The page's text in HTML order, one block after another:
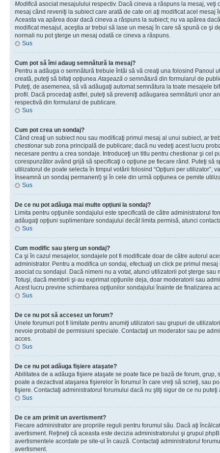
Modifică asociat mesajulului respectiv. Dacă cineva a răspuns la mesaj, veţi
mesaj când reveniţi la subiect care arată de cate ori aţi modificat acel mesaj
Aceasta va apărea doar dacă cineva a răspuns la subiect; nu va apărea
modificat mesajul, aceştia ar trebui să lase un mesaj în care să spună ce şi
normali nu pot şterge un mesaj odată ce cineva a răspuns.
Sus
Cum pot să îmi adaug semnătură la mesaj?
Pentru a adăuga o semnătură trebuie întâi să vă creaţi una folosind Panoul
creată, puteţi să bifaţi opţiuneaAtaşează o semnătură din formularul de
Puteţi, de asemenea, să vă adăugaţi automat semnătura la toate mesajele
profil. Dacă procedaţi astfel, puteţi să preveniţi adăugarea semnăturii unor
respectivă din formularul de publicare.
Sus
Cum pot crea un sondaj?
Când creaţi un subiect nou sau modificaţi primul mesaj al unui subiect, ar
chestionarsub zona principală de publicare; dacă nu vedeţi acest lucru
necesare pentru a crea sondaje. Introduceţi un titlu pentru chestionar şi cel
corespunzător având grijă să specificaţi o opţiune pe fiecare rând. Puteţi să
utilizatorul de poate selecta în timpul votării folosind “Opţiuni per utilizator”,
înseamnă un sondaj permanent) şi în cele din urmă opţiunea ce pemite
Sus
De ce nu pot adăuga mai multe opţiuni la sondaj?
Limita pentru opţiunile sondajului este specificată de către administratorul
adăugaţi opţiuni suplimentare sondajului decât limita permisă, atunci
Sus
Cum modific sau şterg un sondaj?
Ca şi în cazul mesajelor, sondajele pot fi modificate doar de către autorul
administrator. Pentru a modifica un sondaj, efectuaţi un click pe primul
asociat cu sondajul. Dacă nimeni nu a votat, atunci utilizatorii pot şterge
Totuşi, dacă membrii şi-au exprimat opţiunile deja, doar moderatorii sau
Acest lucru previne schimbarea opţiunilor sondajului înainte de finalizarea
Sus
De ce nu pot să accesez un forum?
Unele forumuri pot fi limitate pentru anumiţi utilizatori sau grupuri de
nevoie probabil de permisiuni speciale. Contactaţi un moderator sau pe
acces.
Sus
De ce nu pot adăuga fişiere ataşate?
Abilitatea de a adăuga fişiere ataşate se poate face pe bază de forum, grup,
poate a dezactivat ataşarea fişierelor în forumul în care vreţi să scrieţi, sau
fişiere. Contactaţi administratorul forumului dacă nu ştiţi sigur de ce nu
Sus
De ce am primit un avertisment?
Fiecare administrator are propriile reguli pentru forumul său. Dacă aţi
avertisment. Reţineţi că aceasta este decizia administratorului şi grupul
avertismentele acordate pe site-ul în cauză. Contactaţi administratorul
avertisment.